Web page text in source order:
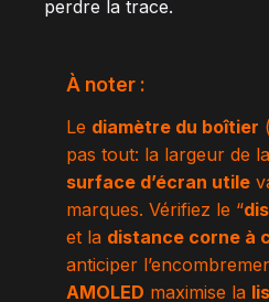
perdre la trace.
À noter :
Le diamètre du boîtier (
pas tout: la largeur de
surface d’écran utile
marques. Vérifiez le “
et la distance corne à
anticiper
AMOLED maximise la